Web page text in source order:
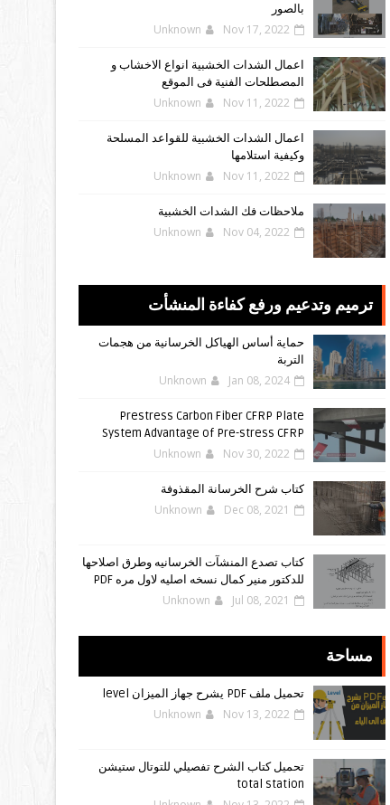
بالصور
Unknown Nov 17, 2022
اعمال الشدات الخشبية انواع الاخشاب و
المصطلحات الفنية فى الموقع
Unknown Nov 11, 2022
اعمال الشدات الخشبية للقواعد المسلحة
وكيفية استلامها
Unknown Nov 11, 2022
ملاحظات فك الشدات الخشبية
Unknown Nov 04, 2022
ترميم وتدعيم ورفع كفاءة المنشأت
حماية أساس الهياكل الخرسانية من هجمات
التربة
Unknown Jan 08, 2024
Prestress Carbon Fiber CFRP Plate
System Advantage of Pre-stress CFRP
Unknown Nov 30, 2022
كتاب شرح الخرسانة المقذوفة
Unknown Dec 08, 2021
كتاب تصدع المنشآت الخرسانيه وطرق اصلاحها
للدكتور منير كمال نسخه اصليه لاول مره PDF
Unknown Jul 08, 2021
مساحة
تحميل ملف PDF يشرح جهاز الميزان level
Unknown Nov 13, 2022
تحميل كتاب الشرح تفصيلي للتوتال ستيشن
total station